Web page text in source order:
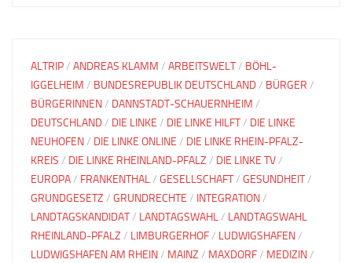
ALTRIP/ ANDREAS KLAMM / ARBEITSWELT/ BÖHL-
IGGELHEIM / BUNDESREPUBLIK DEUTSCHLAND/ BÜRGER /
BÜRGERINNEN/ DANNSTADT-SCHAUERNHEIM /
DEUTSCHLAND/ DIE LINKE / DIE LINKE HILFT/ DIE LINKE
NEUHOFEN/ DIE LINKE ONLINE / DIE LINKE RHEIN-PFALZ-
KREIS / DIE LINKE RHEINLAND-PFALZ / DIE LINKE TV/
EUROPA/ FRANKENTHAL/ GESELLSCHAFT/ GESUNDHEIT/
GRUNDGESETZ / GRUNDRECHTE / INTEGRATION/
LANDTAGSKANDIDAT/ LANDTAGSWAHL/ LANDTAGSWAHL
RHEINLAND-PFALZ / LIMBURGERHOF/ LUDWIGSHAFEN/
LUDWIGSHAFEN AM RHEIN/ MAINZ / MAXDORF/ MEDIZIN/